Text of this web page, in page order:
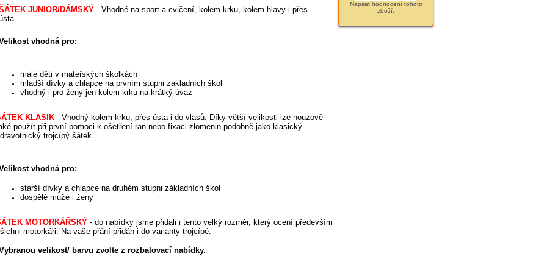
JUNIOR/DÁMSKÝ -Vhodné na sport a cvičení, kolem krku, kolem hlavy i přes
vhodná pro:
malé děti v mateřských školkách
mladší dívky a chlapce na prvním stupni základních škol
vhodný i pro ženy jen kolem krku na krátký úvaz
KLASIK - Vhodný kolem krku, přes ústa i do vlasů. Díky větší velikosti lze nouzově
použít při první pomoci k ošetření ran nebo fixaci zlomenin podobně jako klasický
trojcípý šátek.
vhodnápro:
starší dívky a chlapce na druhém stupni základních škol
dospělé muže i ženy
MOTORKÁŘSKÝ - do nabídky jsme přidali i tento velký rozměr, který ocení především
motorkáři. Na vaše přání přidán i do varianty trojcípé.
velikost/ barvu zvolte z rozbalovací nabídky.
Napsat hodnocení tohoto
zboží.